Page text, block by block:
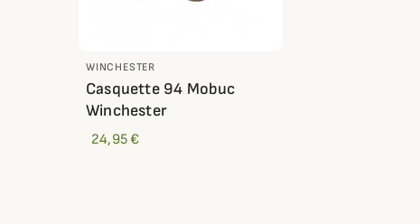
WINCHESTER
Casquette 94 Mobuc
Winchester
24,95 €